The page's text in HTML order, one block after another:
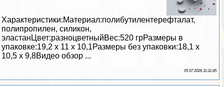
Хаpaктеристики:Материал:полибутилентерефталат,
полипропилен, силикон,
эластанЦвет:разноцветныйВес:520 грРазмеры в
упаковке:19,2 х 11 х 10,1Размеры без упаковки:18,1 х
10,5 х 9,8Видео обзор ...
05 07 2026 11:31:45